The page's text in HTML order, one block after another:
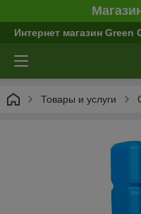
Интернет магазин Green
Товары и услуги